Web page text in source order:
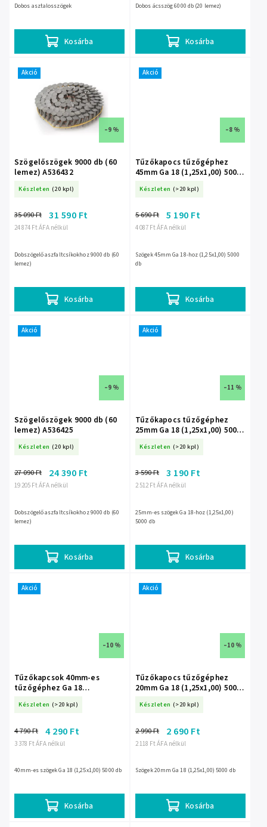
Kosárba
Dobos asztalosszögek
Kosárba
Dobos ácsszög 6000 db (20 lemez)
Akció
–9 %
Szögelőszögek 9000 db (60
lemez) A536432
Készleten (20 kpl)
24 874 Ft ÁFA nélkül
35 090 Ft 31 590 Ft
Kosárba
Dobszögelő aszfaltcsíkokhoz 9000 db (60
lemez)
Akció
–8 %
Tűzőkapocs tűzőgéphez
45mm Ga 18 (1,25x1,00) 5000
Készleten (>20 kpl)
4 087 Ft ÁFA nélkül
5 690 Ft 5 190 Ft
Kosárba
Szögek 45mm Ga 18-hoz (1,25x1,00) 5000
db
Akció
–9 %
Szögelőszögek 9000 db (60
lemez) A536425
Készleten (20 kpl)
19 205 Ft ÁFA nélkül
27 090 Ft 24 390 Ft
Kosárba
Dobszögelő aszfaltcsíkokhoz 9000 db (60
lemez)
Akció
–11 %
Tűzőkapocs tűzőgéphez
25mm Ga 18 (1,25x1,00) 5000
Készleten (>20 kpl)
2 512 Ft ÁFA nélkül
3 590 Ft 3 190 Ft
Kosárba
25mm-es szögek Ga 18-hoz (1,25x1,00)
5000 db
Akció
–10 %
Tűzőkapcsok 40mm-es
tűzőgéphez Ga 18
Készleten (>20 kpl)
3 378 Ft ÁFA nélkül
4 790 Ft 4 290 Ft
Kosárba
40mm-es szögek Ga 18 (1,25x1,00) 5000 db
Akció
–10 %
Tűzőkapocs tűzőgéphez
20mm Ga 18 (1,25x1,00) 5000
Készleten (>20 kpl)
2 118 Ft ÁFA nélkül
2 990 Ft 2 690 Ft
Kosárba
Szögek 20mm Ga 18 (1,25x1,00) 5000 db